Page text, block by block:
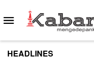
to
content
Mobile
Menu
HEADLINES